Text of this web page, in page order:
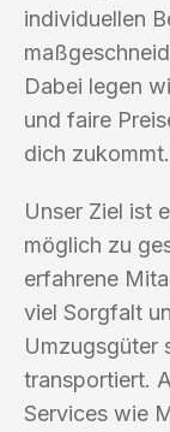
individuellen
Dabei legen
und faire
dich zukommt.
Unser Ziel ist
möglich zu
erfahrene
viel Sorgfalt
Umzugsgüter
transportiert.
Services wie